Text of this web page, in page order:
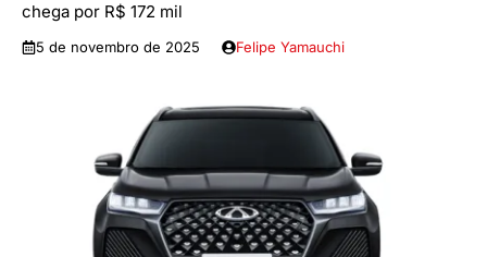
chega por R$ 172 mil
5 de novembro de 2025 Felipe Yamauchi